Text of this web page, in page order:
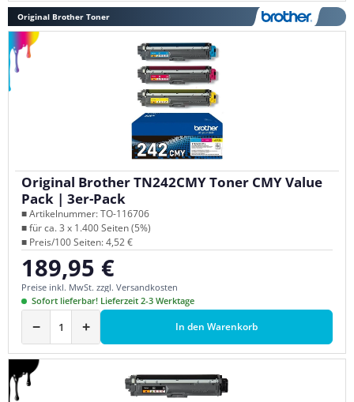
Original Brother Toner
Original Brother TN242CMY Toner CMY Value
Pack | 3er-Pack
■ Artikelnummer: TO-116706
■ für ca. 3 x 1.400 Seiten (5%)
■ Preis/100 Seiten: 4,52 €
Regulärer Preis:
189,95 €
Preise inkl. MwSt. zzgl. Versandkosten
Sofort lieferbar! Lieferzeit 2-3 Werktage
− + In den Warenkorb